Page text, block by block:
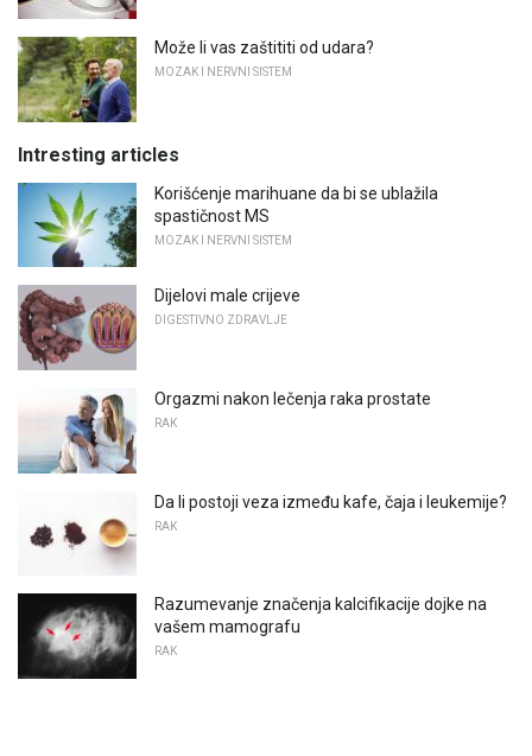
Može li vas zaštititi od udara?
MOZAK I NERVNI SISTEM
Intresting articles
Korišćenje marihuane da bi se ublažila
spastičnost MS
MOZAK I NERVNI SISTEM
Dijelovi male crijeve
DIGESTIVNO ZDRAVLJE
Orgazmi nakon lečenja raka prostate
RAK
Da li postoji veza između kafe, čaja i leukemije?
RAK
Razumevanje značenja kalcifikacije dojke na
vašem mamografu
RAK